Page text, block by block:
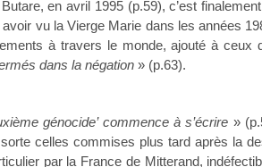
en avril 1995 (p.59), c’est
vu la Vierge Marie dans les années
à travers le monde, ajouté à ceux
dans la négation » (p.63).
génocide’ commence à s’écrire »
celles commises plus tard après la
par la France de Mitterand,